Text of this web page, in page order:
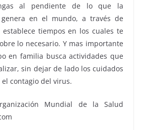
al pendiente de lo que la
genera en el mundo, a través de
tiempos en los cuales te
lo necesario. Y mas importante
en familia busca actividades que
sin dejar de lado los cuidados
contagio del virus.
Mundial de la Salud